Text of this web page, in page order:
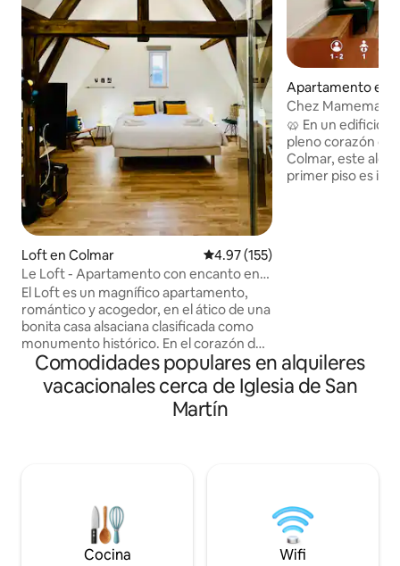
Loft en Colmar Calificación promedio: 4.97 de
4.97 (155)
Le Loft - Apartamento con encanto en
el corazón de Colmar
El Loft es un magnífico apartamento,
romántico y acogedor, en el ático de una
bonita casa alsaciana clasificada como
monumento histórico. En el corazón del
centro histórico de Colmar, la vida
colmariana está a sus pies con sus
numerosos restaurantes y comercios.
Alojamiento totalmente equipado,
de turismo de 4 estrellas.
Apartamento en
Chez Mamema •
piso, Wi-Fi
🥨 En un edificio
pleno corazón
Colmar, este
primer piso es
Comodidades populares en alquileres
vacacionales cerca de Iglesia de San
Martín
Cocina Wifi